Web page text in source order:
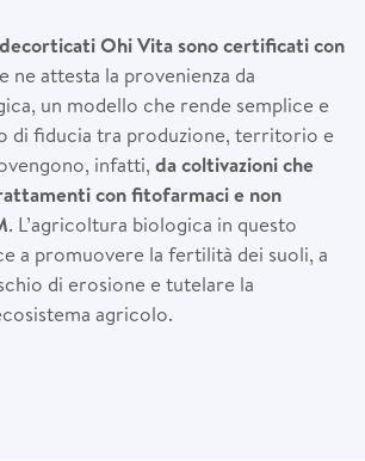
decorticati Ohi Vita sono certificati con
ne attesta la provenienza da
un modello che rende semplice e
di fiducia tra produzione, territorio e
infatti, da coltivazioni che
con fitofarmaci e non
. L’agricoltura biologica in questo
a promuovere la fertilità dei suoli, a
di erosione e tutelare la
agricolo.